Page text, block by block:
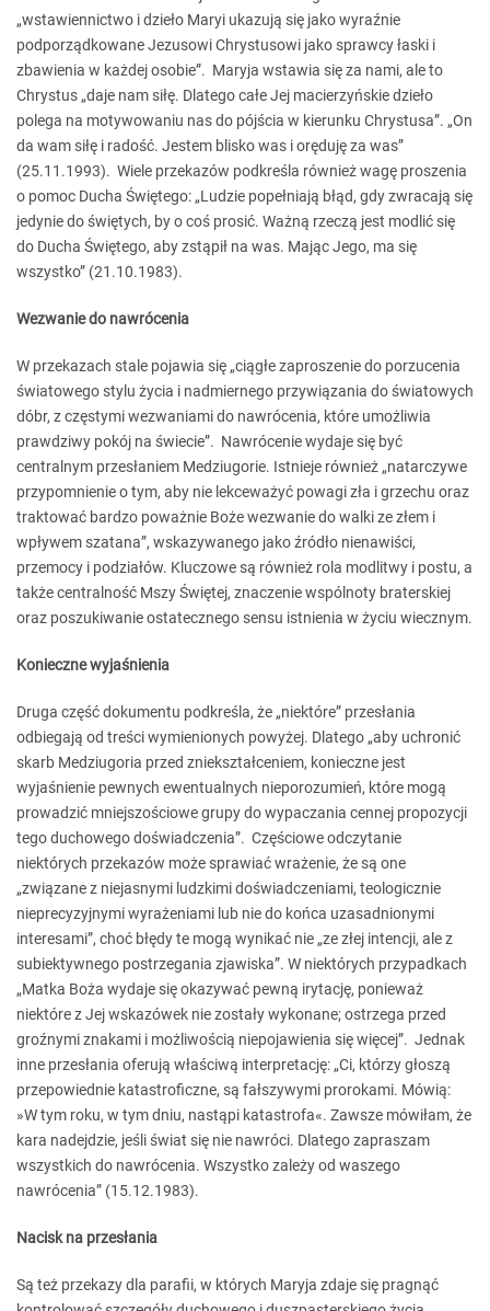
„wstawiennictwo i dzieło Maryi ukazują się jako wyraźnie
podporządkowane Jezusowi Chrystusowi jako sprawcy łaski i
zbawienia w każdej osobie”. Maryja wstawia się za nami, ale to
Chrystus „daje nam siłę. Dlatego całe Jej macierzyńskie dzieło
polega na motywowaniu nas do pójścia w kierunku Chrystusa”. „On
da wam siłę i radość. Jestem blisko was i oręduję za was”
(25.11.1993). Wiele przekazów podkreśla również wagę proszenia
o pomoc Ducha Świętego: „Ludzie popełniają błąd, gdy zwracają się
jedynie do świętych, by o coś prosić. Ważną rzeczą jest modlić się
do Ducha Świętego, aby zstąpił na was. Mając Jego, ma się
wszystko” (21.10.1983).
Wezwanie do nawrócenia
W przekazach stale pojawia się „ciągłe zaproszenie do porzucenia
światowego stylu życia i nadmiernego przywiązania do światowych
dóbr, z częstymi wezwaniami do nawrócenia, które umożliwia
prawdziwy pokój na świecie”. Nawrócenie wydaje się być
centralnym przesłaniem Medziugorie. Istnieje również „natarczywe
przypomnienie o tym, aby nie lekceważyć powagi zła i grzechu oraz
traktować bardzo poważnie Boże wezwanie do walki ze złem i
wpływem szatana”, wskazywanego jako źródło nienawiści,
przemocy i podziałów. Kluczowe są również rola modlitwy i postu, a
także centralność Mszy Świętej, znaczenie wspólnoty braterskiej
oraz poszukiwanie ostatecznego sensu istnienia w życiu wiecznym.
Konieczne wyjaśnienia
Druga część dokumentu podkreśla, że „niektóre” przesłania
odbiegają od treści wymienionych powyżej. Dlatego „aby uchronić
skarb Medziugoria przed zniekształceniem, konieczne jest
wyjaśnienie pewnych ewentualnych nieporozumień, które mogą
prowadzić mniejszościowe grupy do wypaczania cennej propozycji
tego duchowego doświadczenia”. Częściowe odczytanie
niektórych przekazów może sprawiać wrażenie, że są one
„związane z niejasnymi ludzkimi doświadczeniami, teologicznie
nieprecyzyjnymi wyrażeniami lub nie do końca uzasadnionymi
interesami”, choć błędy te mogą wynikać nie „ze złej intencji, ale z
subiektywnego postrzegania zjawiska”. W niektórych przypadkach
„Matka Boża wydaje się okazywać pewną irytację, ponieważ
niektóre z Jej wskazówek nie zostały wykonane; ostrzega przed
groźnymi znakami i możliwością niepojawienia się więcej”. Jednak
inne przesłania oferują właściwą interpretację: „Ci, którzy głoszą
przepowiednie katastroficzne, są fałszywymi prorokami. Mówią:
»W tym roku, w tym dniu, nastąpi katastrofa«. Zawsze mówiłam, że
kara nadejdzie, jeśli świat się nie nawróci. Dlatego zapraszam
wszystkich do nawrócenia. Wszystko zależy od waszego
nawrócenia” (15.12.1983).
Nacisk na przesłania
Są też przekazy dla parafii, w których Maryja zdaje się pragnąć